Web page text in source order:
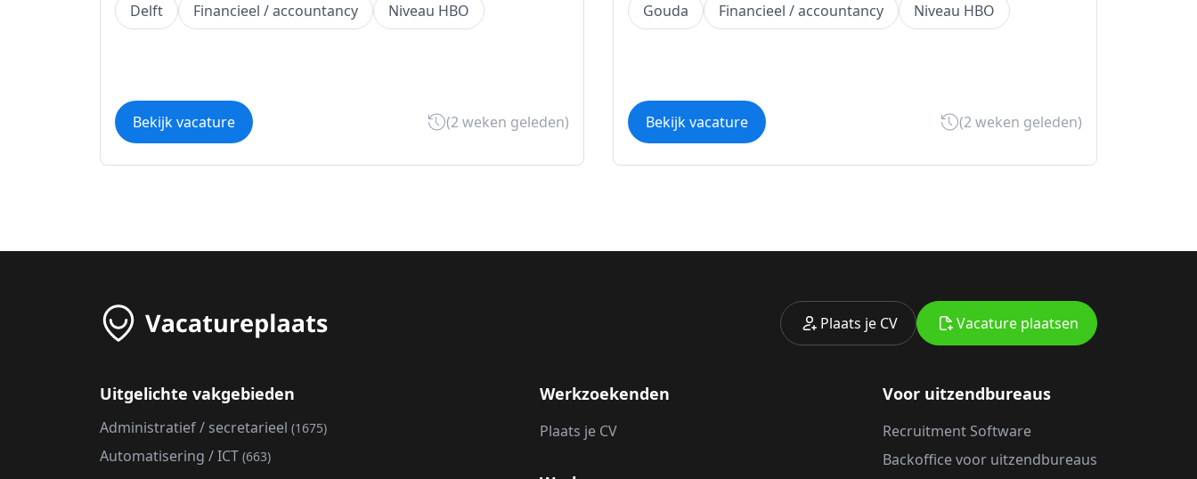
Delft Financieel / accountancy Niveau HBO
Bekijk vacature (2 weken geleden)
Gouda Financieel / accountancy Niveau HBO
Bekijk vacature (2 weken geleden)
Plaats je CV Vacature plaatsen
Uitgelichte vakgebieden
Administratief / secretarieel (1675)
Automatisering / ICT (663)
Werkzoekenden
Plaats je CV
Voor uitzendbureaus
Recruitment Software
Backoffice voor uitzendbureaus